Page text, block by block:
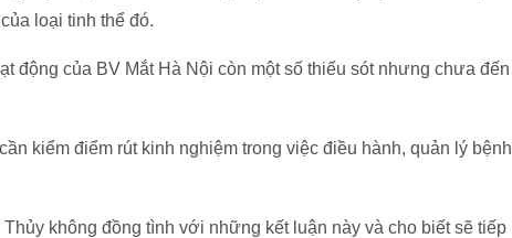
loại tinh thể đó.
động của BV Mắt Hà Nội còn một số thiếu sót nhưng chưa đến
kiểm điểm rút kinh nghiệm trong việc điều hành, quản lý bệnh
không đồng tình với những kết luận này và cho biết sẽ tiếp